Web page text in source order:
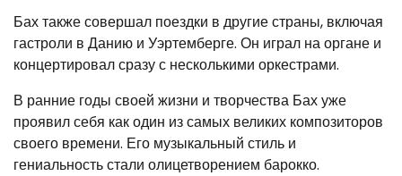
Бах также совершал поездки в другие страны, включая
гастроли в Данию и Уэртемберге. Он играл на органе и
концертировал сразу с несколькими оркестрами.
В ранние годы своей жизни и творчества Бах уже
проявил себя как один из самых великих композиторов
своего времени. Его музыкальный стиль и
гениальность стали олицетворением барокко.